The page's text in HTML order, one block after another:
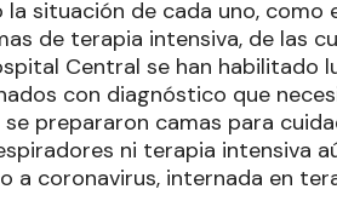
la situación de cada uno,
de terapia intensiva, de las
Central se han habilitado
con diagnóstico que
prepararon camas para
ni terapia intensiva
a coronavirus, internada en